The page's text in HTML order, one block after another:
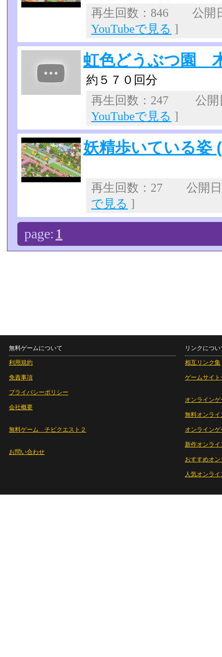
再生回数：846 公開
YouTubeで見る ]
虹色どうぶつ園
約５７０回分
再生回数：247 公
YouTubeで見る ]
妖精歩いている姿
再生回数：27 公開
で見る ]
page: 1
無料ゲームについて
利用規約
免責事項
プライバシーポリシー
会社概要
無料ゲーム チビクエスト２
お問い合わせ
リンクについ
相互リンク集
ゲームサイト
オンラインゲ
無料オンライ
オンライン
新作オンライ
おすすめオ
人気オンラ